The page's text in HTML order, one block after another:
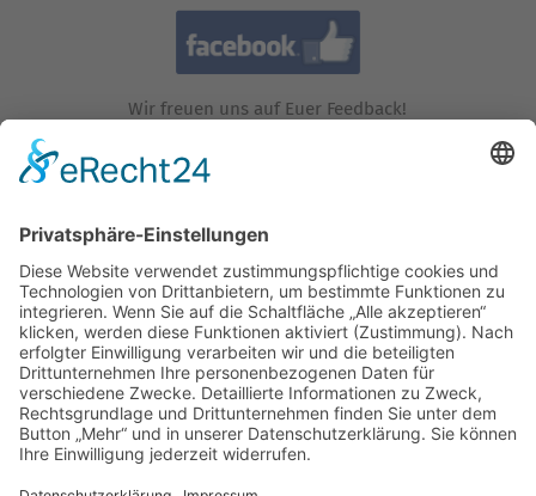
Wir freuen uns auf Euer Feedback!
Folgt uns auf Instagram!
Wir freuen uns auf Euren Besuch!
Besucht uns auf YouTube!